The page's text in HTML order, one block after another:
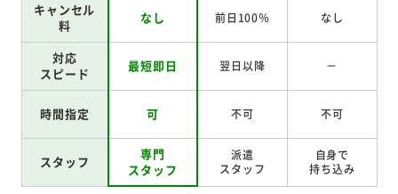
キャンセル
料
なし 前日100％ なし
対応
スピード
最短即日 翌日以降 －
時間指定 可 不可 不可
スタッフ
専門
スタッフ
派遣
スタッフ
自身で
持ち込み